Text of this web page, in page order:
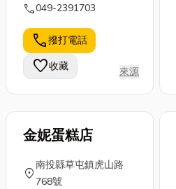
call049-2391703
call撥打電話
favorite收藏 來源
金妮蛋糕店
location_on
南投縣草屯鎮虎山路
768號